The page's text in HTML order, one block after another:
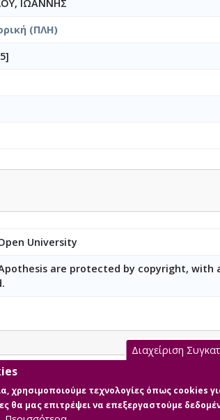
ΙΩΑΝΝΗΣ
(ΠΛΗ)
University
are protected by copyright, with
Python Natural Language Toolkit στην
Διαχείριση
χρησιμοποιούμε τεχνολογίες όπως
θα μας επιτρέψει να επεξεργαστούμε